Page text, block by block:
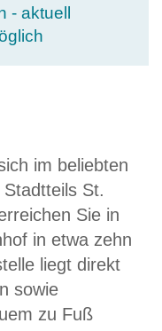
- aktuell
im beliebten
St.
Sie in
in etwa zehn
liegt direkt
sowie
zu Fuß